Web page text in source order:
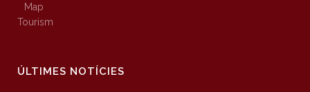
Map
Tourism
ÚLTIMES NOTÍCIES